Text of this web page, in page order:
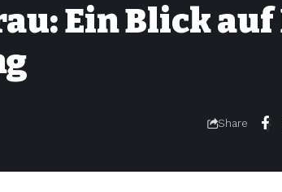
Ein Blick auf
Share